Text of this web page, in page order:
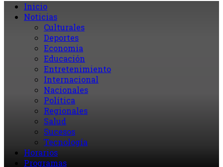
Inicio
Noticias
Culturales
Deportes
Economia
Educación
Entretenimiento
Internacional
Nacionales
Política
Regionales
Salud
Sucesos
Tecnología
Horarios
Programas